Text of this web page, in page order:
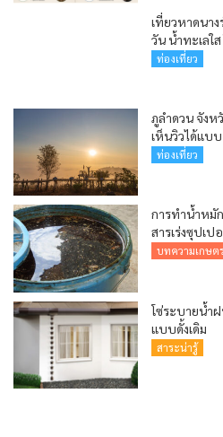
เที่ยวหาดนาง
วัน น้ำทะเลใ
ท่องเที่ยว
ภูลำดวน จังห
เห็นวิวได้แบ
ท่องเที่ยว
การทำน้ำหมั
สารเร่งซุปเป
บทความเกษต
โซ่ระบายน้ำ
แบบดั้งเดิม
สาระน่ารู้